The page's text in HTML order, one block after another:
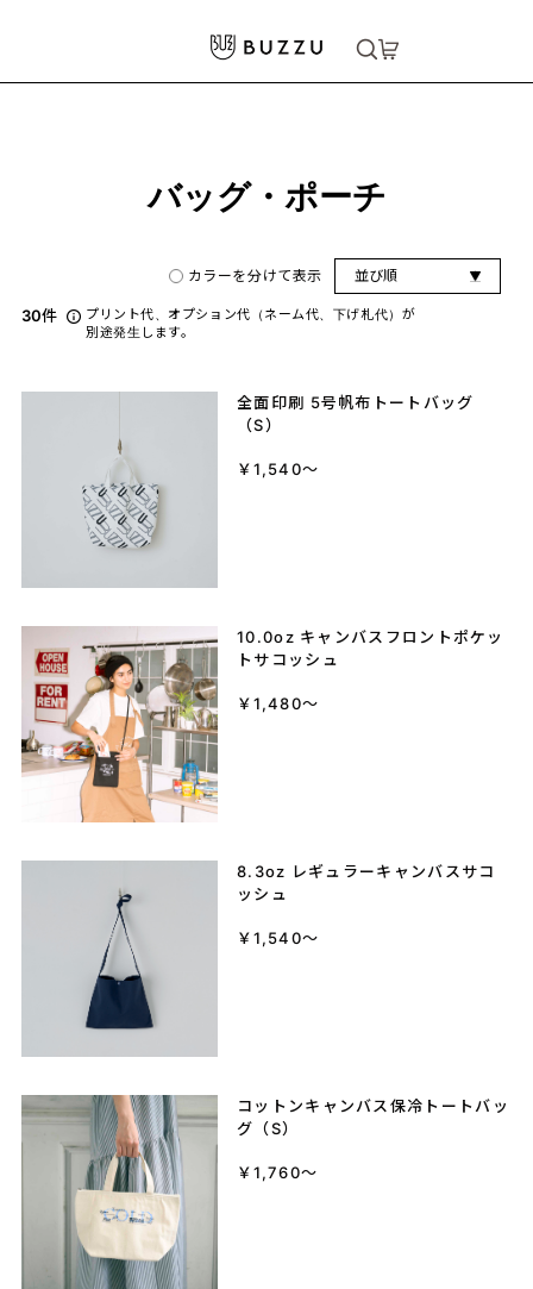
バッグ・ポーチ
30件
カラーを分けて表示 並び順
プリント代、オプション代（ネーム代、下げ札代）が
別途発生します。
全面印刷 5号帆布トートバッグ
（S）
￥1,540～
10.0oz キャンバスフロントポケッ
トサコッシュ
￥1,480～
8.3oz レギュラーキャンバスサコ
ッシュ
￥1,540～
コットンキャンバス保冷トートバッ
グ（S）
￥1,760～